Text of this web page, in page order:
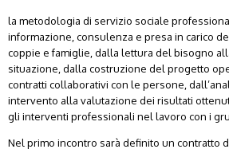
la metodologia di servizio sociale
informazione, consulenza e presa in carico
coppie e famiglie, dalla lettura del bisogno
situazione, dalla costruzione del progetto
contratti collaborativi con le persone,
intervento alla valutazione dei risultati
gli interventi professionali nel lavoro con i
Nel primo incontro sarà definito un contratto